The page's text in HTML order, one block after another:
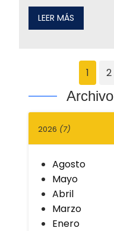
LEER MÁS
1 2
Archivo
2026 (7)
Agosto
Mayo
Abril
Marzo
Enero